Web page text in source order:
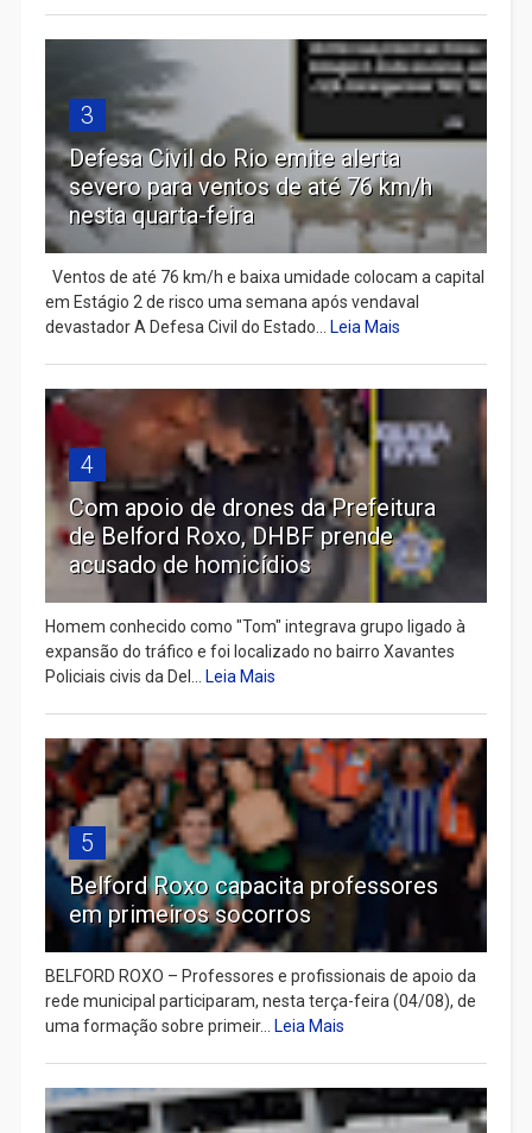
3
Defesa Civil do Rio emite alerta
severo para ventos de até 76 km/h
nesta quarta-feira
Ventos de até 76 km/h e baixa umidade colocam a capital
em Estágio 2 de risco uma semana após vendaval
devastador A Defesa Civil do Estado...
Leia Mais
4
Com apoio de drones da Prefeitura
de Belford Roxo, DHBF prende
acusado de homicídios
Homem conhecido como "Tom" integrava grupo ligado à
expansão do tráfico e foi localizado no bairro Xavantes
Policiais civis da Del...
Leia Mais
5
Belford Roxo capacita professores
em primeiros socorros
BELFORD ROXO – Professores e profissionais de apoio da
rede municipal participaram, nesta terça-feira (04/08), de
uma formação sobre primeir...
Leia Mais